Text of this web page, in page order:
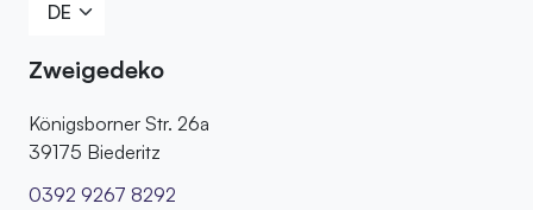
Zweigedeko
Königsborner Str. 26a
39175 Biederitz
0392 9267 8292